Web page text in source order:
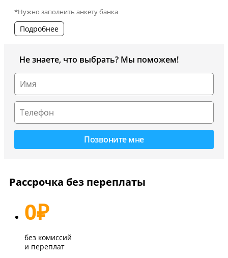
*Нужно заполнить анкету банка
Подробнее
Не знаете, что выбрать? Мы поможем!
Рассрочка без переплаты
0₽
без комиссий
и переплат